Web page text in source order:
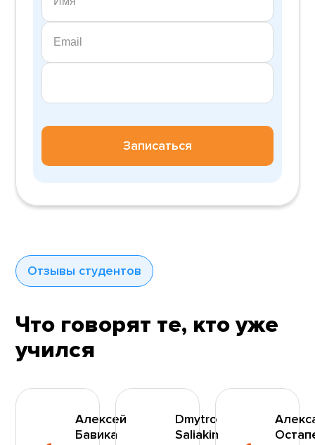
Записаться
Отзывы студентов
Что говорят те, кто уже
учился
Алексей
Бавика
Dmytro
Saliakin